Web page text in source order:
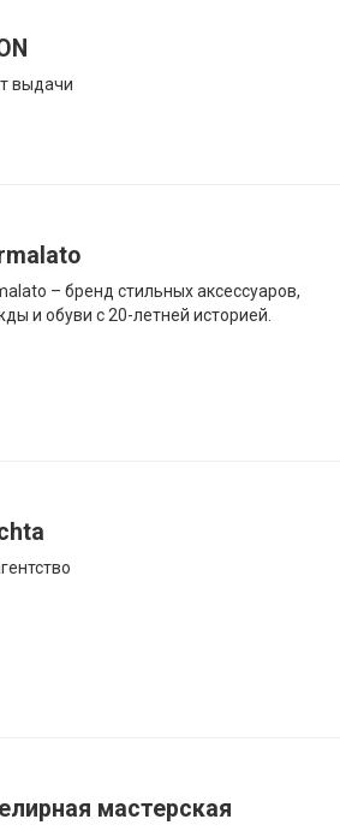
выдачи
– бренд стильных аксессуаров,
и обуви с 20-летней историей.
мастерская